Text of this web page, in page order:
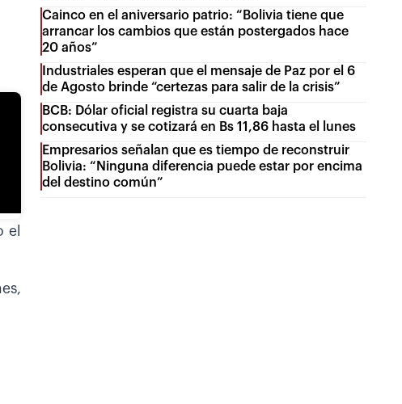
el
Cainco en el aniversario patrio: “Bolivia tiene que
arrancar los cambios que están postergados hace
20 años”
Industriales esperan que el mensaje de Paz por el 6
de Agosto brinde “certezas para salir de la crisis”
BCB: Dólar oficial registra su cuarta baja
consecutiva y se cotizará en Bs 11,86 hasta el lunes
Empresarios señalan que es tiempo de reconstruir
Bolivia: “Ninguna diferencia puede estar por encima
del destino común”